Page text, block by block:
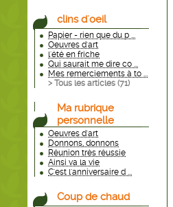
clins d'oeil
Papier - rien que du p ...
Oeuvres d'art
l'été en friche
Qui saurait me dire co ...
Mes remerciements à to ...
> Tous les articles (71)
Ma rubrique
personnelle
Oeuvres d'art
Donnons, donnons
Réunion très réussie
Ainsi va la vie
C'est l'anniversaire d ...
Coup de chaud